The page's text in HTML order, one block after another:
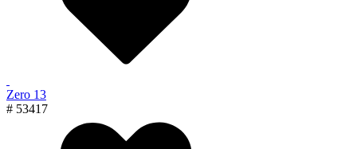
Zero 13
# 53417